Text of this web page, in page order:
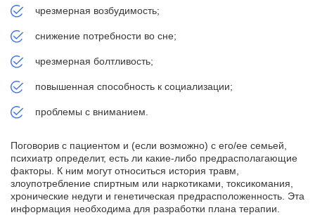
чрезмерная возбудимость;
снижение потребности во сне;
чрезмерная болтливость;
повышенная способность к социализации;
проблемы с вниманием.
Поговорив с пациентом и (если возможно) с его/ее семьей,
психиатр определит, есть ли какие-либо предрасполагающие
факторы. К ним могут относиться история травм,
злоупотребление спиртным или наркотиками, токсикомания,
хронические недуги и генетическая предрасположенность. Эта
информация необходима для разработки плана терапии.